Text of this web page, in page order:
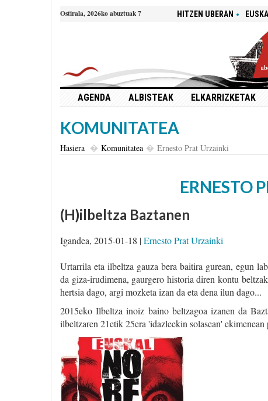
Ostirala, 2026ko abuztuak 7 HITZEN UBERAN
AGENDA ALBISTEAK ELKARRIZKETAK
KOMUNITATEA
Hasiera Komunitatea Ernesto Prat Urzainki
ERNESTO
(H)ilbeltza Baztanen
Igandea, 2015-01-18 |Ernesto Prat Urzainki
Urtarrila eta ilbeltza gauza bera baitira gurean, egun
da giza-irudimena, gaurgero historia diren kontu
hertsia dago, argi mozketa izan da eta dena ilun dago...
2015eko Ilbeltza inoiz baino beltzagoa izanen da
ilbeltzaren 21etik 25era 'idazleekin solasean'